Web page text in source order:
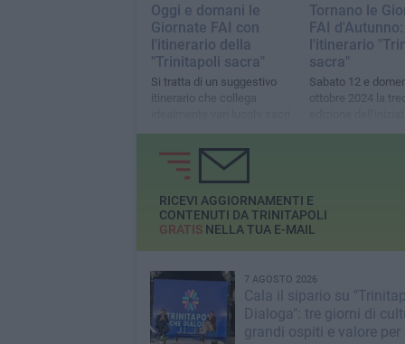
Oggi e domani le
Giornate FAI con
l'itinerario della
"Trinitapoli sacra"
Si tratta di un suggestivo
itinerario che collega
Tornano le
FAI
l'itinerario
sacra"
Sabato 12 e
ottobre 2024 la
RICEVI AGGIORNAMENTI E
CONTENUTI DA TRINITAPOLI
GRATISNELLA TUA E-MAIL
7 AGOSTO 2026
Cala il sipario su
Dialoga": tre giorni di
grandi ospiti e valore per